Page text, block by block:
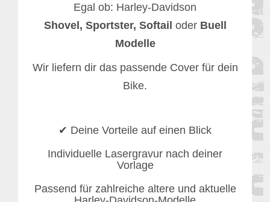
Egal ob: Harley-Davidson
Shovel, Sportster, Softail oder Buell
Modelle
Wir liefern dir das passende Cover für dein
Bike.
✔ Deine Vorteile auf einen Blick
Individuelle Lasergravur nach deiner
Vorlage
Passend für zahlreiche altere und aktuelle